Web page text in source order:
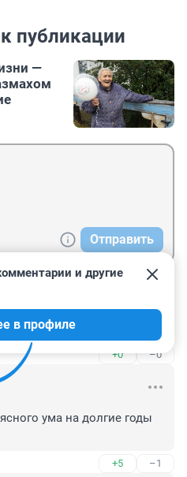
публикации
—
Отправить
+0 –0
и другие
в профиле
ума на долгие годы
+5 –1